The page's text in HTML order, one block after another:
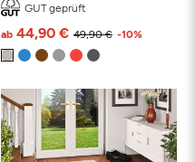
GUT geprüft
49,90 €
ab 44,90 € -10%